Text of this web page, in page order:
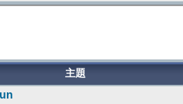
主題